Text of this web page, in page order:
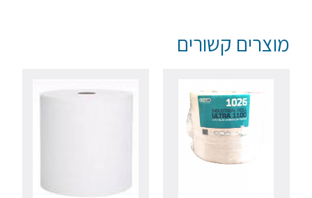
מוצרים קשורים